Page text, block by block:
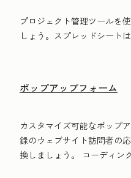
プロジェクト管理ツールを
しょう。スプレッドシート
ポップアップフォーム
カスタマイズ可能なポップ
録のウェブサイト訪問者の
換しましょう。 コーディン